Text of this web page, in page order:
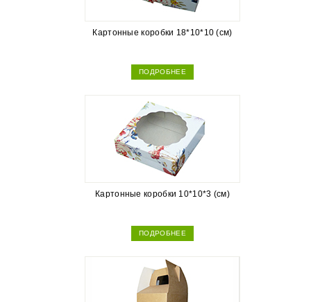
Картонные коробки 18*10*10 (см)
ПОДРОБНЕЕ
Картонные коробки 10*10*3 (см)
ПОДРОБНЕЕ